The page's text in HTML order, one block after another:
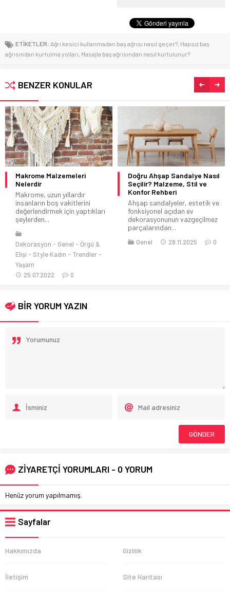
ETİKETLER: Ağrı kesici kullanmadan baş ağrısı nasıl geçer? Hapsız baş
ağrısından kurtulma yolları Masajla baş ağrısından nasıl kurtulunur?
BENZER KONULAR
Makrome Malzemeleri
Nelerdir
Makrome, uzun yıllardır
insanların boş vakitlerini
değerlendirmek için yaptıkları
şeylerden...
Dekorasyon Genel
Örgü &
Elişi
Style Kadın
Trendler
Yaşam
25.07.2022
0
Doğru Ahşap Sandalye Nasıl
Seçilir? Malzeme, Stil ve
Konfor Rehberi
Ahşap sandalyeler, estetik ve
fonksiyonel açıdan ev
dekorasyonunun vazgeçilmez
parçalarından...
Genel 28.11.2025 0
BİR YORUM YAZIN
ZİYARETÇİ YORUMLARI - 0 YORUM
Henüz yorum yapılmamış.
Sayfalar
Hakkımızda Gizlilik
İletişim Site Haritası